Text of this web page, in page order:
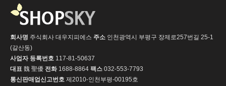
회사명 주식회사 대우지피에스 주소 인천광역시 부평구 장제로257번길 25-1
(갈산동)
사업자 등록번호 117-81-50637
대표 魏 聖優 전화1688-8864 팩스 032-553-7793
통신판매업신고번호 제2010-인천부평-00195호